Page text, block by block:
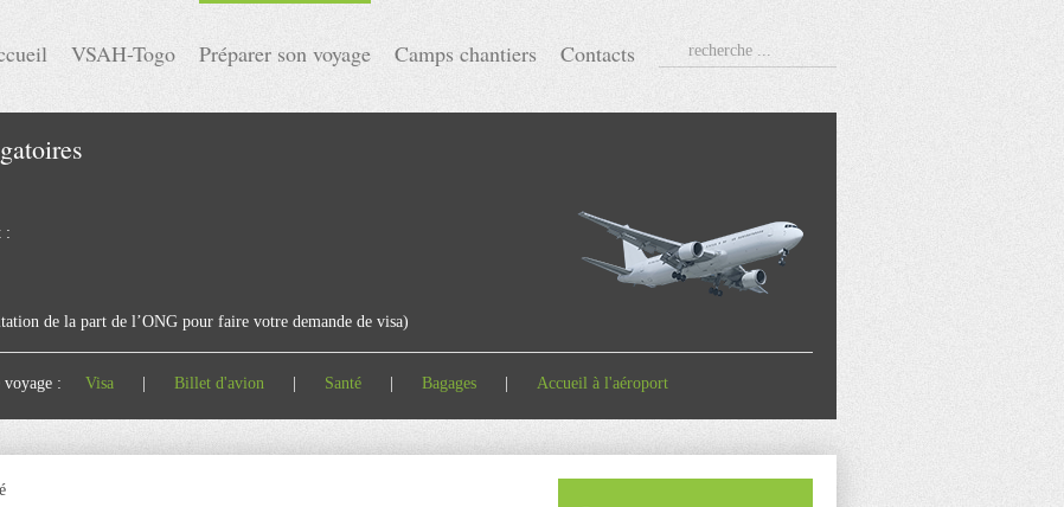
VSAH-Togo Préparer son voyage Camps chantiers Contacts
:
de la part de l’ONG pour faire votre demande de visa)
voyage : Visa Billet d'avion Santé Bagages Accueil à l'aéroport